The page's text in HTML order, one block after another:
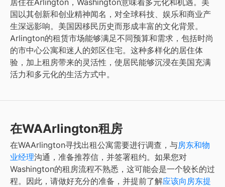
居住在Arlington，Washington意味着多元化和机遇。美
国以其创新和创业精神闻名，对全球科技、娱乐和商业产
生深远影响。美国因移民历史而形成丰富的文化背景。
Arlington的租赁市场能够满足不同预算和需求，包括时尚
的市中心公寓和迷人的郊区住宅。这种多样化的居住体
验，加上租房带来的灵活性，使居民能够沉浸在美国充满
活力和多元化的生活方式中。
在WAArlington租房
在WAArlington寻找出租公寓需要进行调查，与房东和物
业经理沟通，准备推荐信，并签署租约。如果您对
Washington的租房流程不熟悉，这可能会是一个较长的过
程。因此，请做好充分的准备，并提前了解应该向房东提